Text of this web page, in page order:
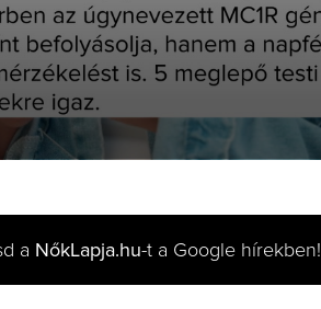
a NőkLapja.hu-t a Google hírekben!